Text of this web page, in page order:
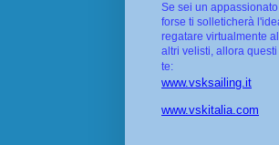
Se sei un
forse ti solleticherà
regatare virtualmente
altri velisti, allora
te:
www.vsksailing.it
www.vskitalia.com